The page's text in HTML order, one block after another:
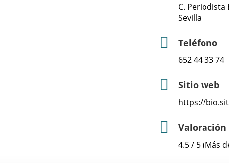
C. Periodista
Sevilla
Teléfono
652 44 33 74
Sitio web
https://
Valoración
4.5 / 5 (Más